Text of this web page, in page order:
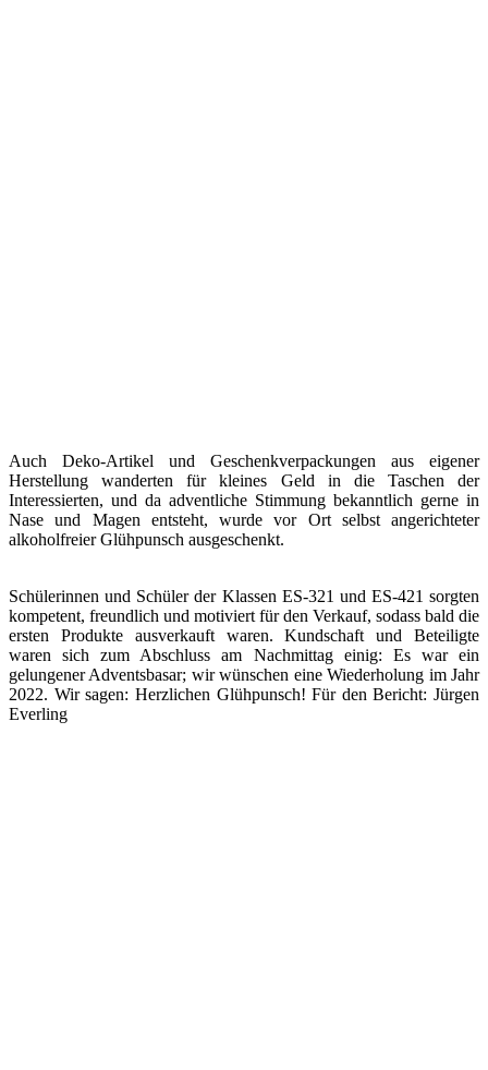
Auch Deko-Artikel und Geschenkverpackungen aus eigener
Herstellung wanderten für kleines Geld in die Taschen der
Interessierten, und da adventliche Stimmung bekanntlich gerne in
Nase und Magen entsteht, wurde vor Ort selbst angerichteter
alkoholfreier Glühpunsch ausgeschenkt.
Schülerinnen und Schüler der Klassen ES-321 und ES-421 sorgten
kompetent, freundlich und motiviert für den Verkauf, sodass bald die
ersten Produkte ausverkauft waren. Kundschaft und Beteiligte
waren sich zum Abschluss am Nachmittag einig: Es war ein
gelungener Adventsbasar; wir wünschen eine Wiederholung im Jahr
2022. Wir sagen: Herzlichen Glühpunsch! Für den Bericht: Jürgen
Everling